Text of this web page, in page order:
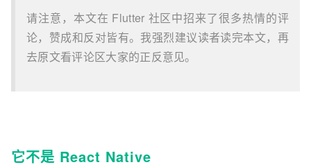
请注意，本文在 Flutter 社区中招来了很多热情的评
论，赞成和反对皆有。我强烈建议读者读完本文，再
去原文看评论区大家的正反意见。
它不是 React Native